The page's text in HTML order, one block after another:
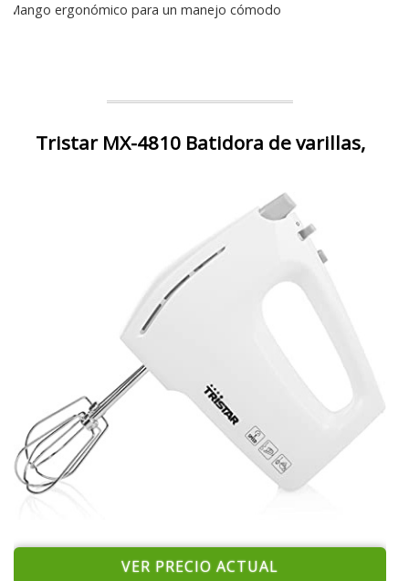
Mango ergonómico para un manejo cómodo
Tristar MX-4810 Batidora de varillas,
VER PRECIO ACTUAL